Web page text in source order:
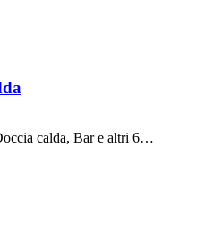
calda, Bare altri 6…